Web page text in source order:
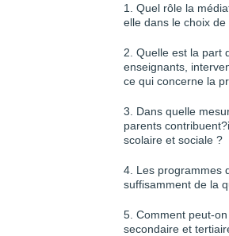
1. Quel rôle la
elle dans le choix
2. Quelle est la part
enseignants,
ce qui concerne la
3. Dans quelle
parents
scolaire et sociale ?
4. Les programmes
suffisamment de la
5. Comment peut-
secondaire et